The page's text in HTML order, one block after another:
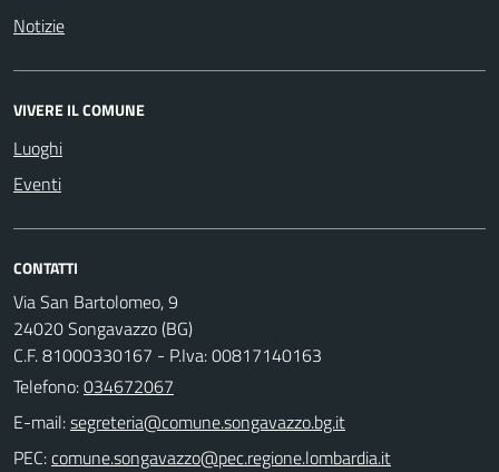
Notizie
VIVERE IL COMUNE
Luoghi
Eventi
CONTATTI
Via San Bartolomeo, 9
24020 Songavazzo (BG)
C.F. 81000330167 - P.Iva: 00817140163
Telefono:034672067
E-mail:
PEC: